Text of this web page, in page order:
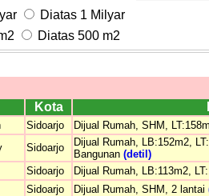
Diatas 1 Milyar
Diatas 500 m2
Kota
Sidoarjo Dijual Rumah, SHM,
Sidoarjo
Dijual Rumah, LB:152m2,
Bangunan (detil)
Sidoarjo Dijual Rumah, LB:113m2,
Sidoarjo Dijual Rumah, SHM, 2 lantai